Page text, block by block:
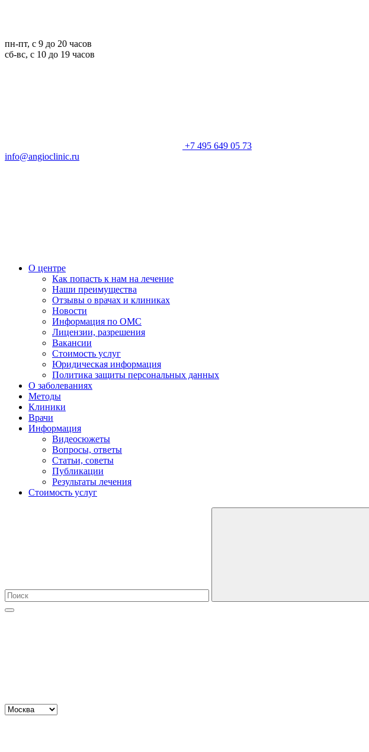
пн-пт, с 9 до 20 часов
сб-вс, с 10 до 19 часов
+7 495 649 05 73
info@angioclinic.ru
О центре
Как попасть к нам на лечение
Наши преимущества
Отзывы о врачах и клиниках
Новости
Информация по ОМС
Лицензии, разрешения
Вакансии
Стоимость услуг
Юридическая информация
Политика защиты персональных данных
О заболеваниях
Методы
Клиники
Врачи
Информация
Видеосюжеты
Вопросы, ответы
Статьи, советы
Публикации
Результаты лечения
Стоимость услуг